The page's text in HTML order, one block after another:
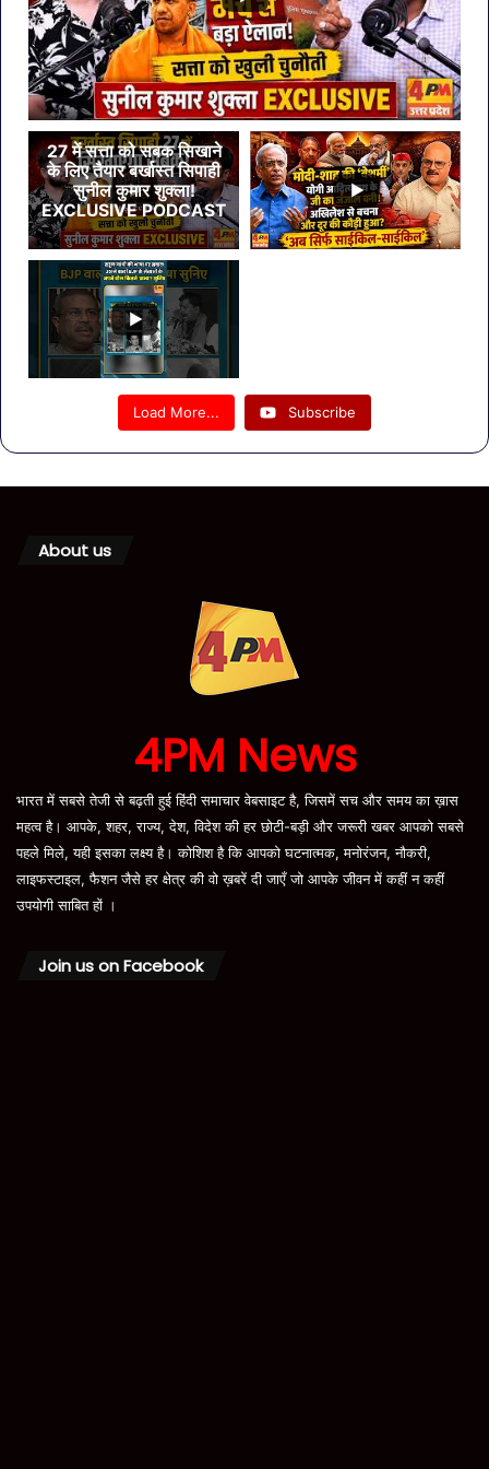
27 में सत्ता को सबक सिखाने
के लिए तैयार बर्खास्त सिपाही
सुनील कुमार शुक्ला!
EXCLUSIVE PODCAST
Load More... Subscribe
About us
4PM News
भारत में सबसे तेजी से बढ़ती हुई हिंदी समाचार वेबसाइट है, जिसमें सच और समय का ख़ास
महत्व है। आपके, शहर, राज्य, देश, विदेश की हर छोटी-बड़ी और जरूरी खबर आपको सबसे
पहले मिले, यही इसका लक्ष्य है। कोशिश है कि आपको घटनात्मक, मनोरंजन, नौकरी,
लाइफस्टाइल, फैशन जैसे हर क्षेत्र की वो ख़बरें दी जाएँ जो आपके जीवन में कहीं न कहीं
उपयोगी साबित हों ।
Join us on Facebook